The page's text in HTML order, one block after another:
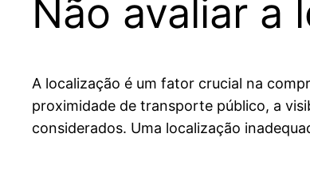
Não avaliar a
A localização é um fator crucial na
proximidade de transporte público, a
considerados. Uma localização